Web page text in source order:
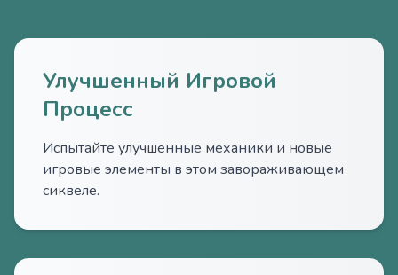
Улучшенный Игровой
Процесс
Испытайте улучшенные механики и новые
игровые элементы в этом завораживающем
сиквеле.